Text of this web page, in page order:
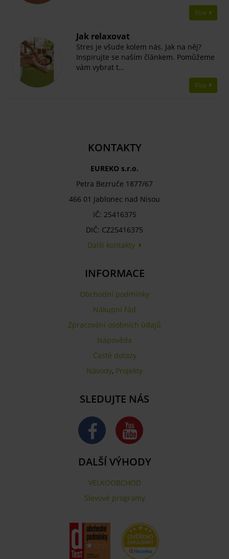
Více
Jak relaxovat
Stres je všude kolem nás. Jak na něj?
Inspirujte se naším článkem. Pomůžeme
vám vybrat t…
Více
KONTAKTY
EUREKO s.r.o.
Petra Bezruče 1877/67
466 01 Jablonec nad Nisou
IČ: 25416375
DIČ: CZ25416375
Další kontakty
INFORMACE
Obchodní podmínky
Nákupní řád
Zpracování osobních údajů
Nápověda
Časté dotazy
Návody, Projekty
SLEDUJTE NÁS
DALŠÍ VÝHODY
VELKOOBCHOD
Slevové programy